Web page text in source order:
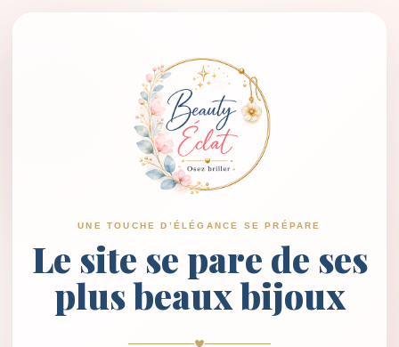
UNE TOUCHE D’ÉLÉGANCE SE PRÉPARE
Le site se pare de ses
plus beaux bijoux